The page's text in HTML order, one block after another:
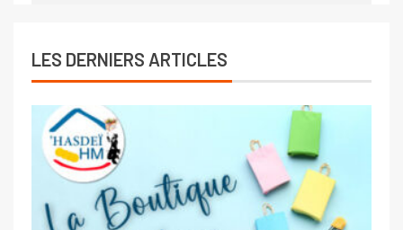
LES DERNIERS ARTICLES